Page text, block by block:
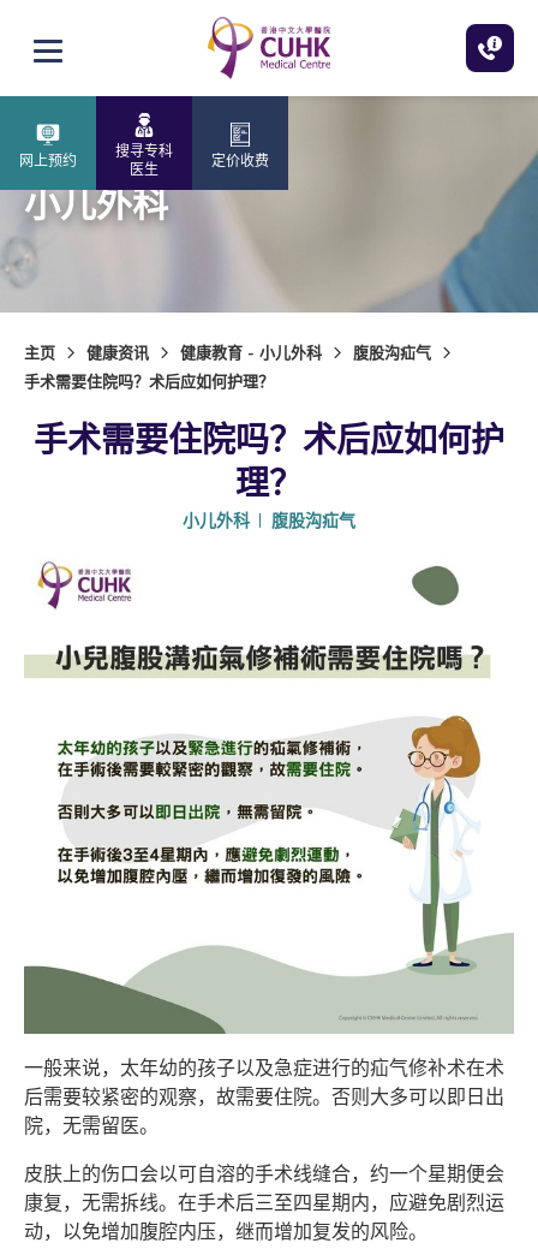
打开选单
网上预约
搜寻专科
医生
定价收费
小儿外科
主页 健康资讯 健康教育 - 小儿外科
腹股沟疝气
手术需要住院吗？术后应如何护理？
手术需要住院吗？术后应如何护
理？
小儿外科 腹股沟疝气
一般来说，太年幼的孩子以及急症进行的疝气修补术在术
后需要较紧密的观察，故需要住院。否则大多可以即日出
院，无需留医。
皮肤上的伤口会以可自溶的手术线缝合，约一个星期便会
康复，无需拆线。在手术后三至四星期内，应避免剧烈运
动，以免增加腹腔内压，继而增加复发的风险。